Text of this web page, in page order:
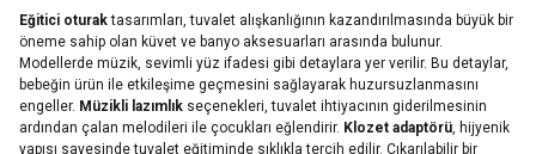
Eğitici oturaktasarımları, tuvalet alışkanlığının kazandırılmasında büyük bir
öneme sahip olan küvet ve banyo aksesuarları arasında bulunur.
Modellerde müzik, sevimli yüz ifadesi gibi detaylara yer verilir. Bu detaylar,
bebeğin ürün ile etkileşime geçmesini sağlayarak huzursuzlanmasını
engeller. Müzikli lazımlık seçenekleri, tuvalet ihtiyacının giderilmesinin
ardından çalan melodileri ile çocukları eğlendirir. Klozet adaptörü, hijyenik
yapısı sayesinde tuvalet eğitiminde sıklıkla tercih edilir. Çıkarılabilir bir